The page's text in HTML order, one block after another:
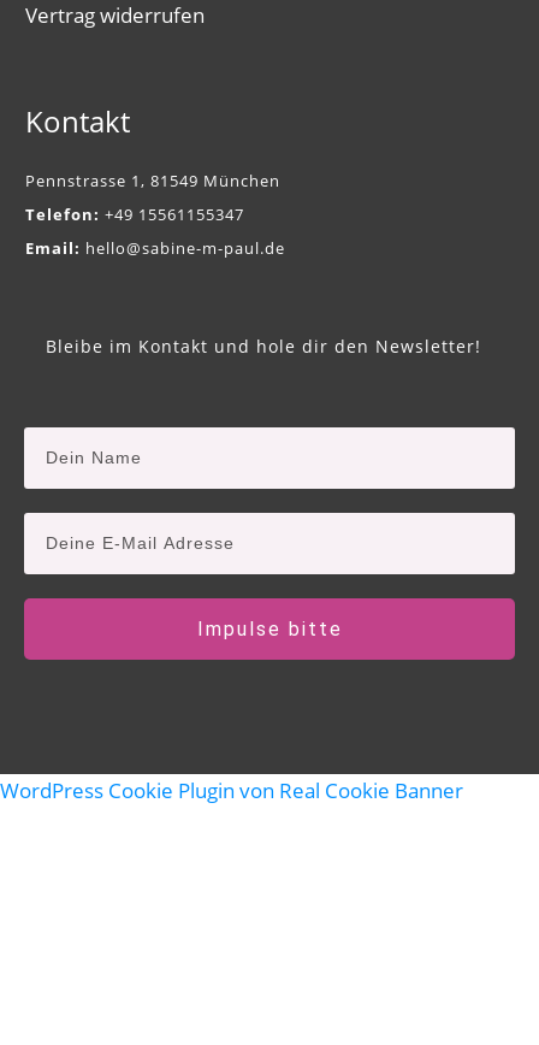
Vertrag widerrufen
Kontakt
Pennstrasse 1, 81549 München
Telefon: +49 15561155347
Email: hello@sabine-m-paul.de
Bleibe im Kontakt und hole dir den Newsletter!
Impulse bitte
WordPress Cookie Plugin von Real Cookie Banner